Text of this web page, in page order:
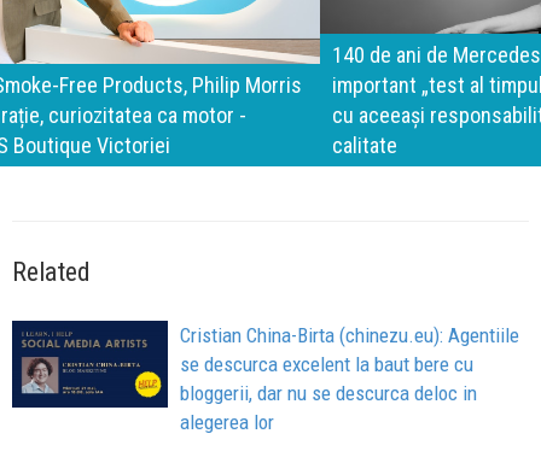
140 de ani de Mercedes-Benz. Ramona Pîrlog: Cel mai
important „test al timpului” este să inovăm constant, dar
cu aceeași responsabilitate față de oameni, siguranță și
calitate
Related
Cristian China-Birta (chinezu.eu): Agentiile
se descurca excelent la baut bere cu
bloggerii, dar nu se descurca deloc in
alegerea lor